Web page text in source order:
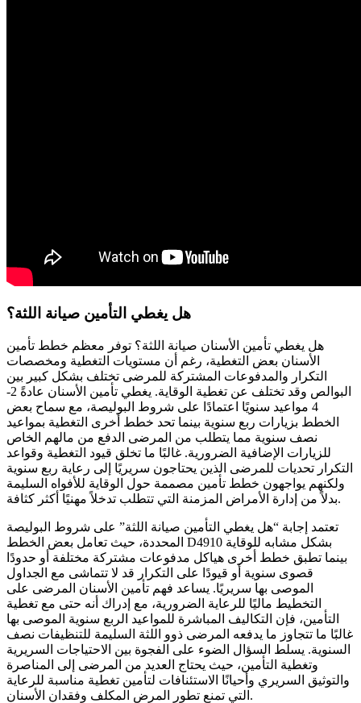
هل يغطي التأمين صيانة اللثة؟
هل يغطي تأمين الأسنان صيانة اللثة؟ توفر معظم خطط تأمين
الأسنان بعض التغطية، رغم أن مستويات التغطية ومخصصات
التكرار والمدفوعات المشتركة للمرضى تختلف بشكل كبير بين
البوالص وقد تختلف عن تغطية الوقاية. يغطي تأمين الأسنان عادةً 2-
4 مواعيد سنويًا اعتمادًا على شروط البوليصة، مع سماح بعض
الخطط بزيارات ربع سنوية بينما تحد خطط أخرى التغطية بمواعيد
نصف سنوية مما يتطلب من المرضى الدفع من مالهم الخاص
للزيارات الإضافية الضرورية. غالبًا ما تخلق قيود التغطية وقواعد
التكرار تحديات للمرضى الذين يحتاجون سريريًا إلى رعاية ربع سنوية
ولكنهم يواجهون خطط تأمين مصممة حول الوقاية للأفواه السليمة
بدلاً من إدارة الأمراض المزمنة التي تتطلب تدخلاً مهنيًا أكثر كثافة.
تعتمد إجابة “هل يغطي التأمين صيانة اللثة” على شروط البوليصة
المحددة، حيث تعامل بعض الخطط D4910 بشكل مشابه للوقاية
بينما تطبق خطط أخرى هياكل مدفوعات مشتركة مختلفة أو حدودًا
قصوى سنوية أو قيودًا على التكرار قد لا تتماشى مع الجداول
الموصى بها سريريًا. يساعد فهم تأمين الأسنان المرضى على
التخطيط ماليًا للرعاية الضرورية، مع إدراك أنه حتى مع تغطية
التأمين، فإن التكاليف المباشرة للمواعيد الربع سنوية الموصى بها
غالبًا ما تتجاوز ما يدفعه المرضى ذوو اللثة السليمة للتنظيفات نصف
السنوية. يسلط السؤال الضوء على الفجوة بين الاحتياجات السريرية
وتغطية التأمين، حيث يحتاج العديد من المرضى إلى المناصرة
والتوثيق السريري وأحيانًا الاستئنافات لتأمين تغطية مناسبة للرعاية
التي تمنع تطور المرض المكلف وفقدان الأسنان.